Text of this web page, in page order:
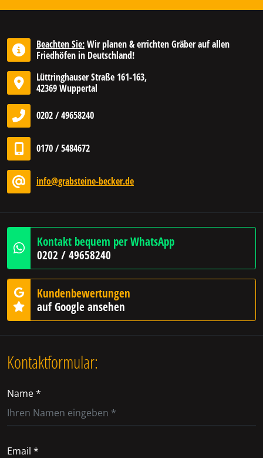
Beachten Sie:Wir planen & errichten Gräber auf allen
Friedhöfen in Deutschland!
Lüttringhauser Straße 161-163,
42369 Wuppertal
0202 / 49658240
0170 / 5484672
info@grabsteine-becker.de
Kontakt bequem per WhatsApp
0202 / 49658240
Kundenbewertungen
auf Google ansehen
Kontaktformular:
Name *
Email *